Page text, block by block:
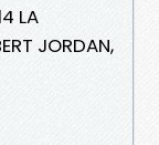
LA
JORDAN,